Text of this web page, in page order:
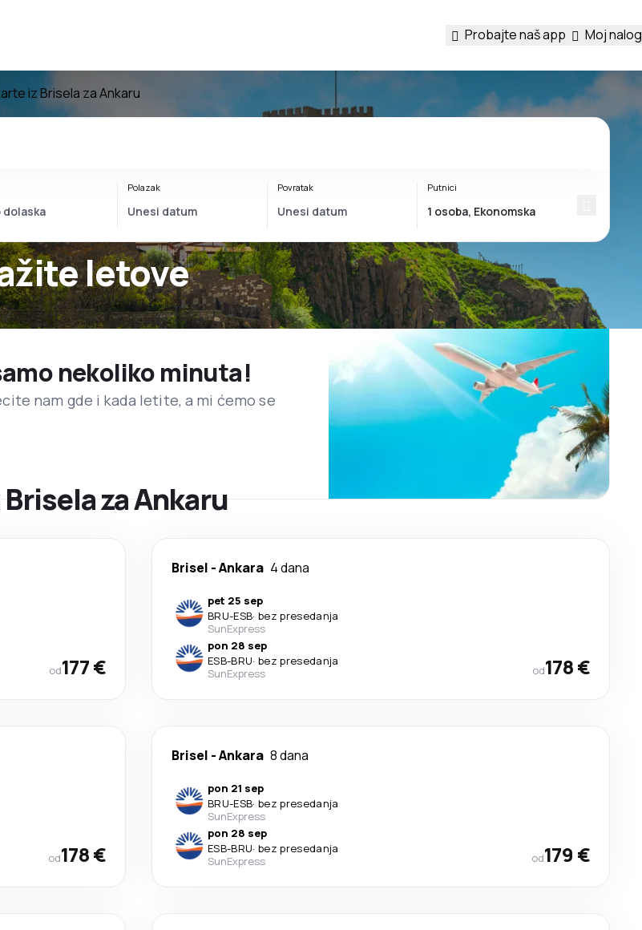
Probajte naš app Moj nalog
iz Brisela za Ankaru
letove
Polazak Povratak Putnici
nekoliko minuta!
nam gde i kada letite, a mi ćemo se
za Ankaru
od177 €
Brisel -Ankara 4 dana
pet 25 sep
BRU-ESB· bez presedanja
SunExpress
pon 28 sep
ESB-BRU· bez presedanja
SunExpress
od178 €
od178 €
Brisel -Ankara 8 dana
pon 21 sep
BRU-ESB· bez presedanja
SunExpress
pon 28 sep
ESB-BRU· bez presedanja
SunExpress
od179 €